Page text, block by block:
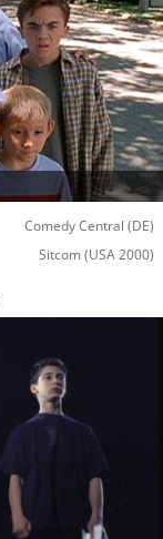
Comedy Central (DE)
Sitcom (USA 2000)